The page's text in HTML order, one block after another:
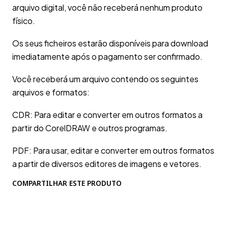
arquivo digital, você não receberá nenhum produto
físico.
Os seus ficheiros estarão disponíveis para download
imediatamente após o pagamento ser confirmado.
Você receberá um arquivo contendo os seguintes
arquivos e formatos:
CDR: Para editar e converter em outros formatos a
partir do CorelDRAW e outros programas.
PDF: Para usar, editar e converter em outros formatos
a partir de diversos editores de imagens e vetores.
COMPARTILHAR ESTE PRODUTO